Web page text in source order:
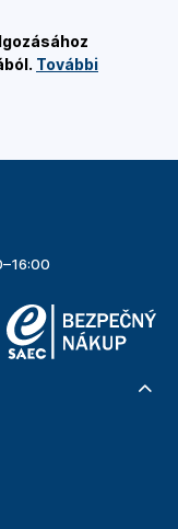
További